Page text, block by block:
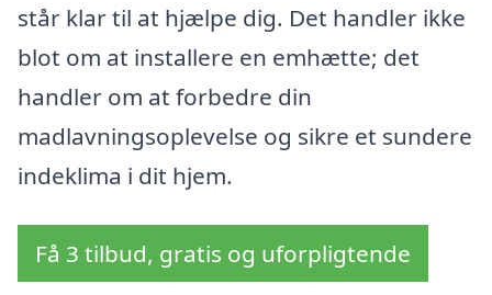
står klar til at hjælpe dig. Det handler ikke
blot om at installere en emhætte; det
handler om at forbedre din
madlavningsoplevelse og sikre et sundere
indeklima i dit hjem.
Få 3 tilbud, gratis og uforpligtende